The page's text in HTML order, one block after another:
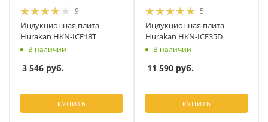
9
Индукционная плита
Hurakan HKN-ICF18T
В наличии
3 546 руб.
КУПИТЬ
5
Индукционная плита
Hurakan HKN-ICF35D
В наличии
11 590 руб.
КУПИТЬ